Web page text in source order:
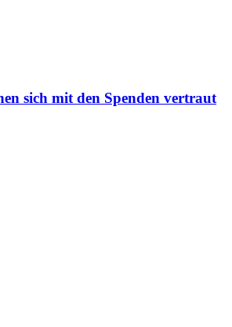
sich mit den Spenden vertraut